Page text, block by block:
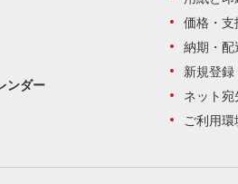
ンダー
価格・支
納期・配
新規登録
ネット宛
ご利用環